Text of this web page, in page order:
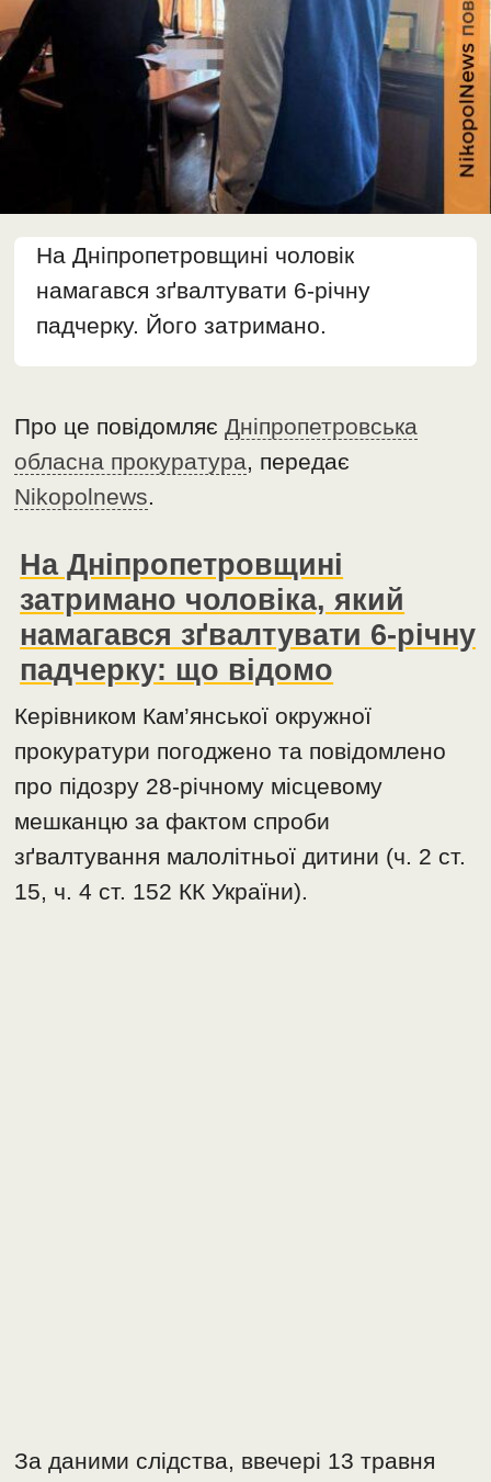
На Дніпропетровщині чоловік
намагався зґвалтувати 6-річну
падчерку. Його затримано.
Про це повідомляєДніпропетровська
обласна прокуратура, передає
Nikopolnews.
На Дніпропетровщині
затримано чоловіка, який
намагався зґвалтувати 6-річну
падчерку: що відомо
Керівником Кам’янської окружної
прокуратури погоджено та повідомлено
про підозру 28-річному місцевому
мешканцю за фактом спроби
зґвалтування малолітньої дитини (ч. 2 ст.
15, ч. 4 ст. 152 КК України).
За даними слідства, ввечері 13 травня